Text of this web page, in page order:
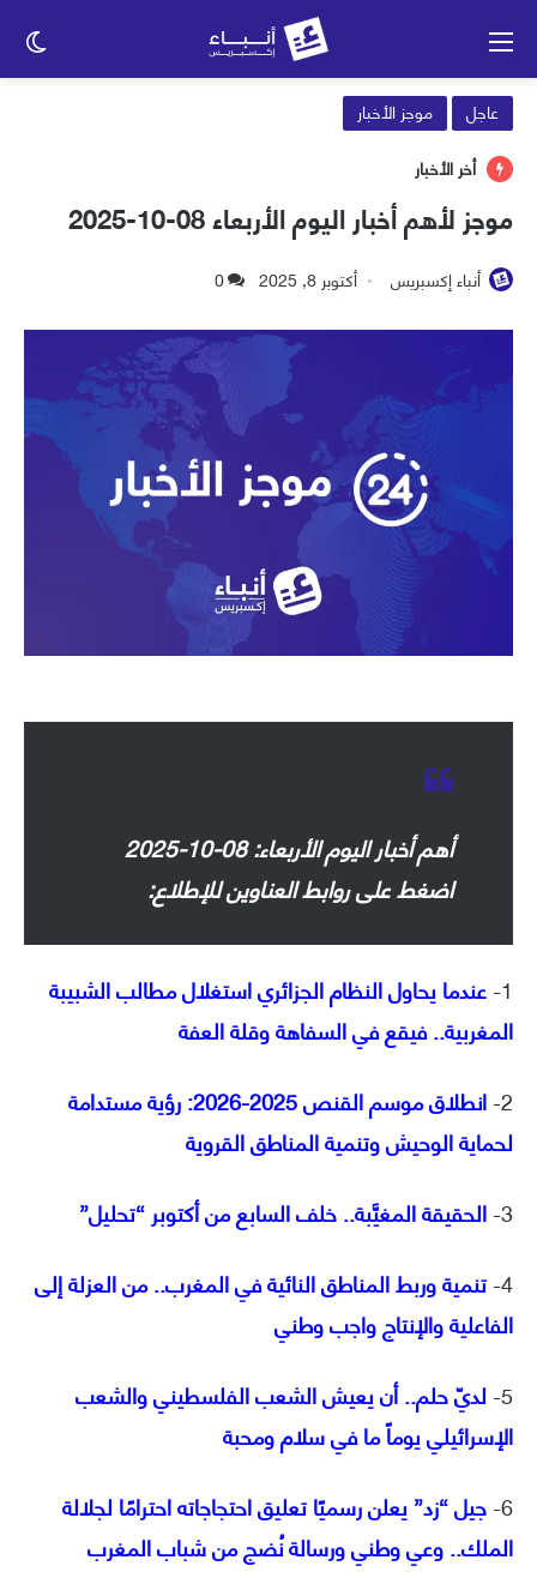
عاجل
موجز الأخبار
أخر الأخبار
موجز لأهم أخبار اليوم الأربعاء 08-10-2025
أنباء إكسبريس أكتوبر 8, 2025 0
أهم أخبار اليوم الأربعاء: 08-10-2025
اضغط على روابط العناوين للإطلاع:
1- عندما يحاول النظام الجزائري استغلال مطالب الشبيبة
المغربية.. فيقع في السفاهة وقلة العفة
2-
انطلاق موسم القنص 2025-2026: رؤية مستدامة
لحماية الوحيش وتنمية المناطق القروية
3- الحقيقة المغيَّبة.. خلف السابع من أكتوبر “تحليل”
4- تنمية وربط المناطق النائية في المغرب.. من العزلة إلى
الفاعلية والإنتاج واجب وطني
5- لديّ حلم.. أن يعيش الشعب الفلسطيني والشعب
الإسرائيلي يوماً ما في سلام ومحبة
6- جيل “زد” يعلن رسميًا تعليق احتجاجاته احترامًا لجلالة
الملك.. وعي وطني ورسالة نُضج من شباب المغرب